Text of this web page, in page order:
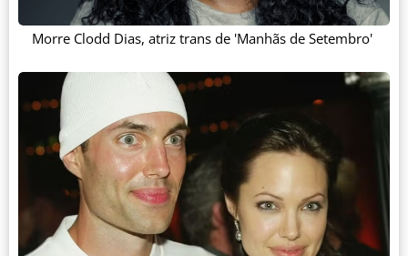
Morre Clodd Dias, atriz trans de 'Manhãs de Setembro'